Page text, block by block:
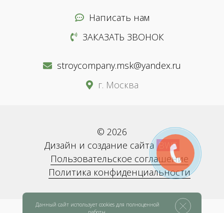
Написать нам
ЗАКАЗАТЬ ЗВОНОК
stroycompany.msk@yandex.ru
г. Москва
© 2026
Дизайн и создание сайта BWS
Пользовательское соглашение
Политика конфиденциальности
Данный сайт использует cookies для полноценной